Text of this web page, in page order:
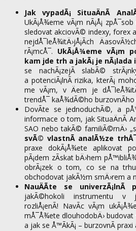
Jak vypadÃ¡ SituaÄnÃ­
UkÃ¡Å¾eme vÃ¡m nÃ¡Å¡
sledovat akciovÃ© indexy, forex
nejdÅ¯leÅ¾itÄ›jÅ¡Ã­ch
rÃ¡mcÅ¯. UkÃ¡Å¾eme vÃ¡m
kam jde trh a jakÃ¡ je nÃ¡lada
se nachÃ¡zejÃ­ slabÃ©
a potenciÃ¡lnÃ­ rizika, kterÃ¡
me vÃ¡m, v Äem je
trendÅ¯ kaÅ¾dÃ©ho
DovÃ­te se jednoduchÃ©, a
informace o tom, jak SituaÄnÃ­
SAO nebo takÃ© familiÃ©rnÄ›
svÃ© vlastnÃ­ analÃ½ze
praxe dokÃ¡Å¾ete aplikovat
pÃ¡dem zÃ­skat bÄ›hem
obrÃ¡zek o tom, co se na
obchodovat jakÃ½m smÄ›rem a
NauÄÃ­te se univerzÃ¡lnÃ­
jakÃ©hokoli instrumentu v
rozliÅ¡enÃ­! NavÃ­c vÃ¡m
mÅ¯Å¾ete dlouhodobÄ›
a jak se Å™Ã­kÃ¡ – burzovnÃ­ praxi